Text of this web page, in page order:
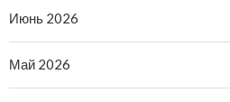
Июнь 2026
Май 2026